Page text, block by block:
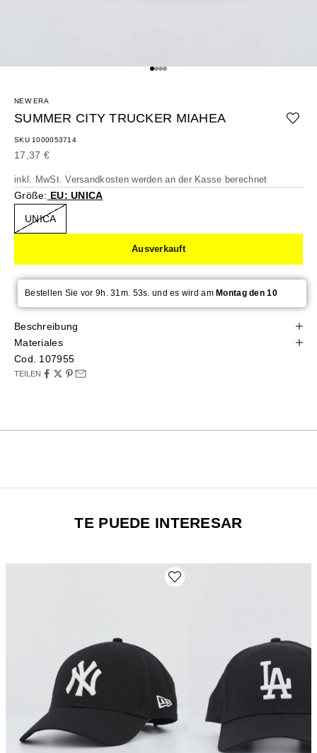
Gehe zu Element 1
Gehe zu Element 2
Gehe zu Element 3
Gehe zu Element 4
NEW ERA
SUMMER CITY TRUCKER MIAHEA
SKU 1000053714
Angebot
17,37 €
inkl. MwSt.Versandkosten werden an der Kasse berechnet
Größe: EU: UNICA
UNICA
Ausverkauft
Bestellen Sie vor 9h. 31m. 53s. und es wird amMontag den 10
Beschreibung
Materiales
Cod. 107955
TEILEN
TE PUEDE INTERESAR